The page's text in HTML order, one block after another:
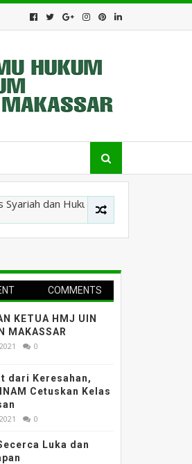
Hukum, Uin Alauddin Makassar ⚖️
COMMENTS
KETUA HMJ UIN
MAKASSAR
0
dari Keresahan,
Cetuskan Kelas
0
Luka dan